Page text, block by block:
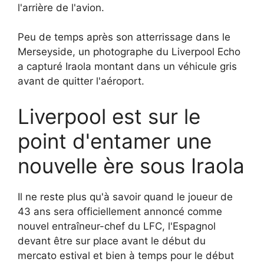
l'arrière de l'avion.
Peu de temps après son atterrissage dans le
Merseyside, un photographe du Liverpool Echo
a capturé Iraola montant dans un véhicule gris
avant de quitter l'aéroport.
Liverpool est sur le
point d'entamer une
nouvelle ère sous Iraola
Il ne reste plus qu'à savoir quand le joueur de
43 ans sera officiellement annoncé comme
nouvel entraîneur-chef du LFC, l'Espagnol
devant être sur place avant le début du
mercato estival et bien à temps pour le début